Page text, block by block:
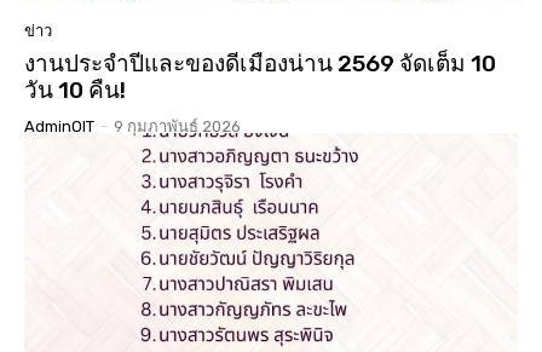
ข่าว
งานประจำปีและของดีเมืองน่าน 2569 จัดเต็ม 10
วัน 10 คืน!
AdminOIT - 9 กุมภาพันธ์ 2026